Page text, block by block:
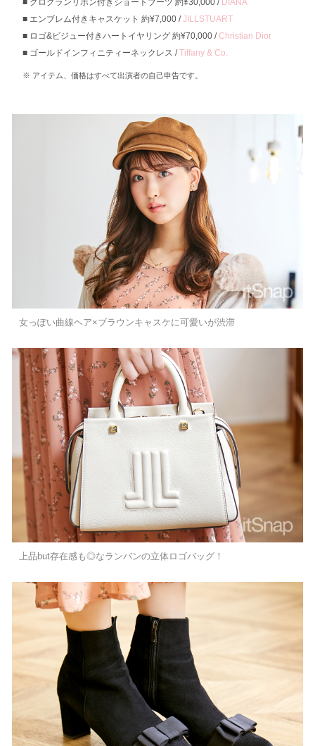
グログランリボン付きショートブーツ 約¥30,000 / DIANA
エンブレム付きキャスケット 約¥7,000 /JILLSTUART
ロゴ&ビジュー付きハートイヤリング 約¥70,000 /Christian Dior
ゴールドインフィニティーネックレス /Tiffany & Co.
アイテム、価格はすべて出演者の自己申告です。
女っぽい曲線ヘア×ブラウンキャスケに可愛いが渋滞
上品but存在感も◎なランバンの立体ロゴバッグ！